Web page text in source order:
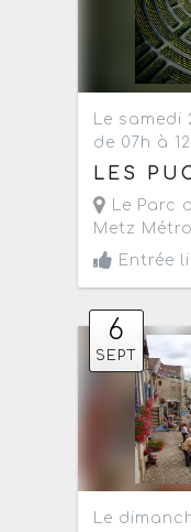
Le
de 07h à
LES
Le Parc
Metz
Entrée
6
SEPT
Le